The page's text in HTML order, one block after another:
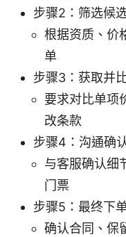
步骤2：筛选候
根据资质、价
单
步骤3：获取并
要求对比单项
改条款
步骤4：沟通确
与客服确认细
门票
步骤5：最终下
确认合同、保